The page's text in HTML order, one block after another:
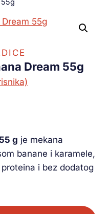
55g
Dream 55g
g je mekana
banane i karamele,
i bez dodatog